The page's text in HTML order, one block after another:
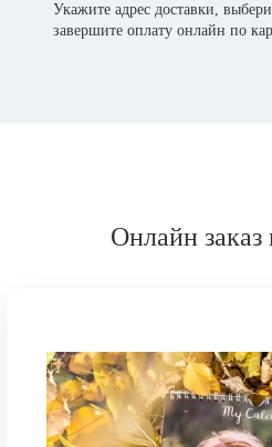
Укажите адрес доставки,
завершите оплату онлайн по
Онлайн заказ